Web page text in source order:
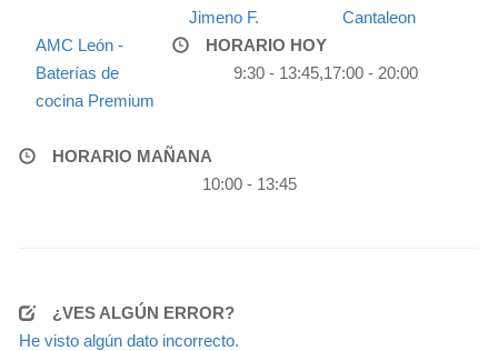
Jimeno F.
Cantaleon
AMC León -
Baterías de
cocina Premium
HORARIO HOY
9:30 - 13:45,17:00 - 20:00
HORARIO MAÑANA
10:00 - 13:45
¿VES ALGÚN ERROR?
He visto algún dato incorrecto.